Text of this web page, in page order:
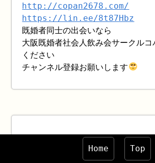
http://copan2678.com/
https://lin.ee/8t87Hbz
既婚者同士の出会いなら
大阪既婚者社会人飲み会サークル
ください
チャンネル登録お願いします
ヤリモクは男だけなのか！ 既婚者
Home Top